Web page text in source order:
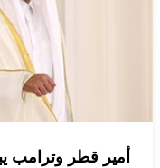
أمير قطر وترامب